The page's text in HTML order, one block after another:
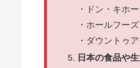
・ドン・キホ
・ホールフー
・ダウントゥ
日本の食品や